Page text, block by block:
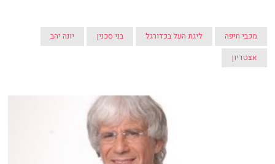
מכבי חיפה ליגת העל בכדורגל בני סכנין
יונה יהב
אצטדיון